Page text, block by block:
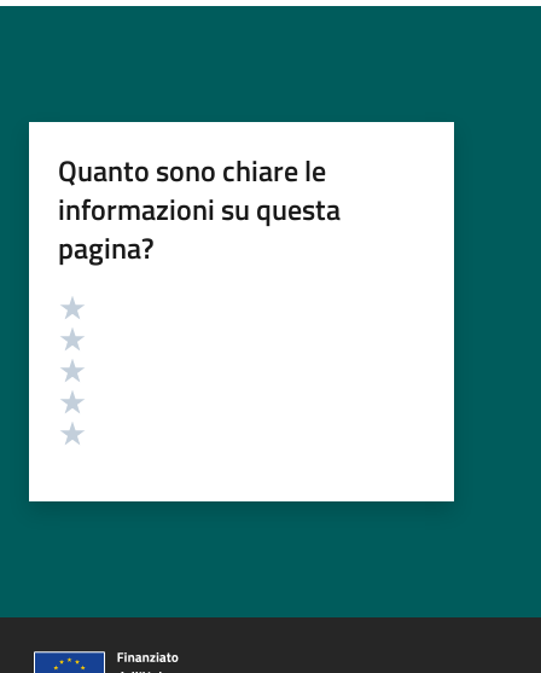
Quanto sono chiare le
informazioni su questa
pagina?
Valutazione